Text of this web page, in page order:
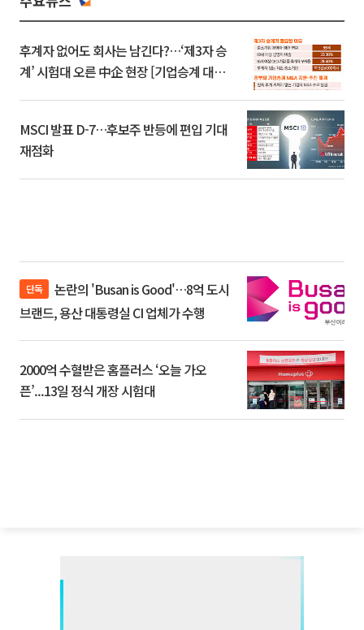
후계자 없어도 회사는 남긴다?…‘제3자 승
계’ 시험대 오른 中企 현장 [기업승계 대전
MSCI 발표 D-7…후보주 반등에 편입 기대
재점화
단독
브랜드, 용산 대통령실 CI 업체가 수행
2000억 수혈받은 홈플러스 ‘오늘 가오
픈’...13일 정식 개장 시험대